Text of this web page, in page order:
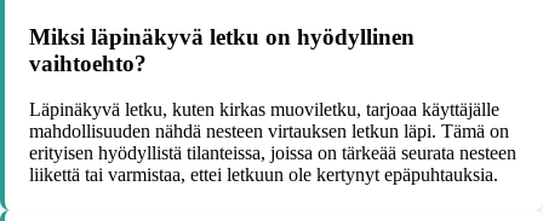
Miksi läpinäkyvä letku on hyödyllinen
vaihtoehto?
Läpinäkyvä letku, kuten kirkas muoviletku, tarjoaa käyttäjälle
mahdollisuuden nähdä nesteen virtauksen letkun läpi. Tämä on
erityisen hyödyllistä tilanteissa, joissa on tärkeää seurata nesteen
liikettä tai varmistaa, ettei letkuun ole kertynyt epäpuhtauksia.